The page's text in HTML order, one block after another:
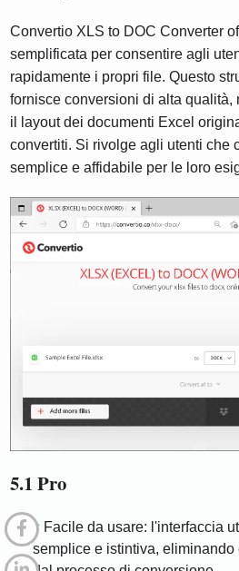
Convertio XLS to DOC Converter
semplificata per consentire agli
rapidamente i propri file. Questo
fornisce conversioni di alta qualità,
il layout dei documenti Excel
convertiti. Si rivolge agli utenti che
semplice e affidabile per le loro
5.1 Pro
Facile da usare: l'interfaccia
semplice e istintiva,